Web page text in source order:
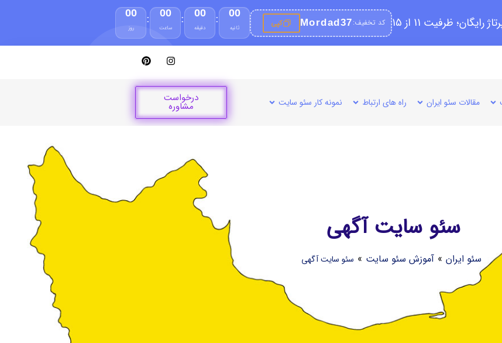
کد تخفیف:Mordad37 کپی
00
روز
:
00
ساعت
:
00
دقیقه
:
00
ثانیه
مقالات سئو ایران راه های ارتباط نمونه کار سئو سایت درخواست
مشاوره
سئو سایت آگهی
سئو ایران » آموزش سئو سایت » سئو سایت آگهی